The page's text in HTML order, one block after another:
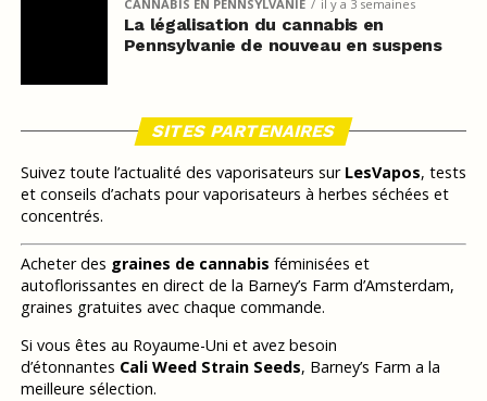
CANNABIS EN PENNSYLVANIE il y a 3 semaines
La légalisation du cannabis en
Pennsylvanie de nouveau en suspens
SITES PARTENAIRES
Suivez toute l’actualité des vaporisateurs sur LesVapos, tests
et conseils d’achats pour vaporisateurs à herbes séchées et
concentrés.
Acheter des graines de cannabis féminisées et
autoflorissantes en direct de la Barney’s Farm d’Amsterdam,
graines gratuites avec chaque commande.
Si vous êtes au Royaume-Uni et avez besoin
d’étonnantes Cali Weed Strain Seeds, Barney’s Farm a la
meilleure sélection.